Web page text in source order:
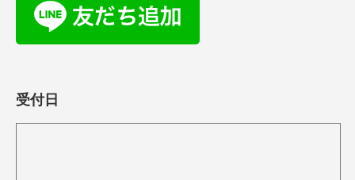
受付日